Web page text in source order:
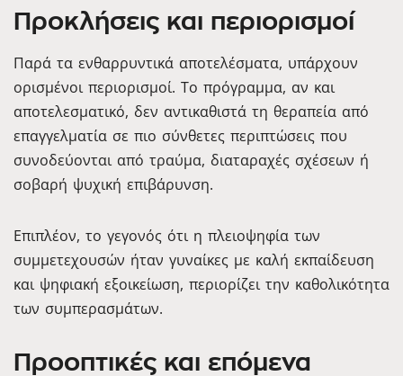
Προκλήσεις και περιορισμοί
Παρά τα ενθαρρυντικά αποτελέσματα, υπάρχουν
ορισμένοι περιορισμοί. Το πρόγραμμα, αν και
αποτελεσματικό, δεν αντικαθιστά τη θεραπεία από
επαγγελματία σε πιο σύνθετες περιπτώσεις που
συνοδεύονται από τραύμα, διαταραχές σχέσεων ή
σοβαρή ψυχική επιβάρυνση.
Επιπλέον, το γεγονός ότι η πλειοψηφία των
συμμετεχουσών ήταν γυναίκες με καλή εκπαίδευση
και ψηφιακή εξοικείωση, περιορίζει την καθολικότητα
των συμπερασμάτων.
Προοπτικές και επόμενα